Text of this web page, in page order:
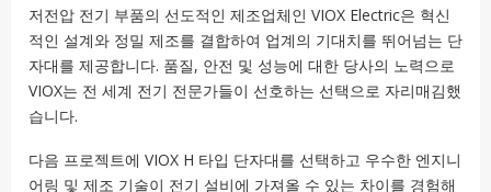
저전압 전기 부품의 선도적인 제조업체인 VIOX Electric은 혁신
적인 설계와 정밀 제조를 결합하여 업계의 기대치를 뛰어넘는 단
자대를 제공합니다. 품질, 안전 및 성능에 대한 당사의 노력으로
VIOX는 전 세계 전기 전문가들이 선호하는 선택으로 자리매김했
습니다.
다음 프로젝트에 VIOX H 타입 단자대를 선택하고 우수한 엔지니
어링 및 제조 기술이 전기 설비에 가져올 수 있는 차이를 경험해